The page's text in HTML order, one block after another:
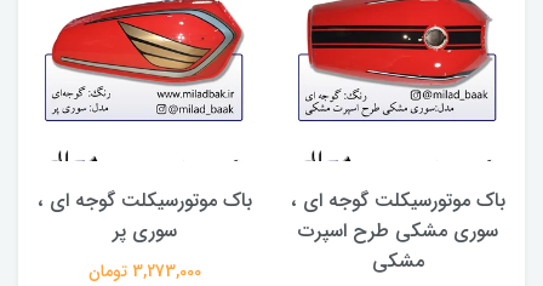
باک موتورسیکلت گوجه ای ،
سوری مشکی طرح اسپرت
مشکی
باک موتورسیکلت گوجه ای ،
سوری پر
3,273,000 تومان